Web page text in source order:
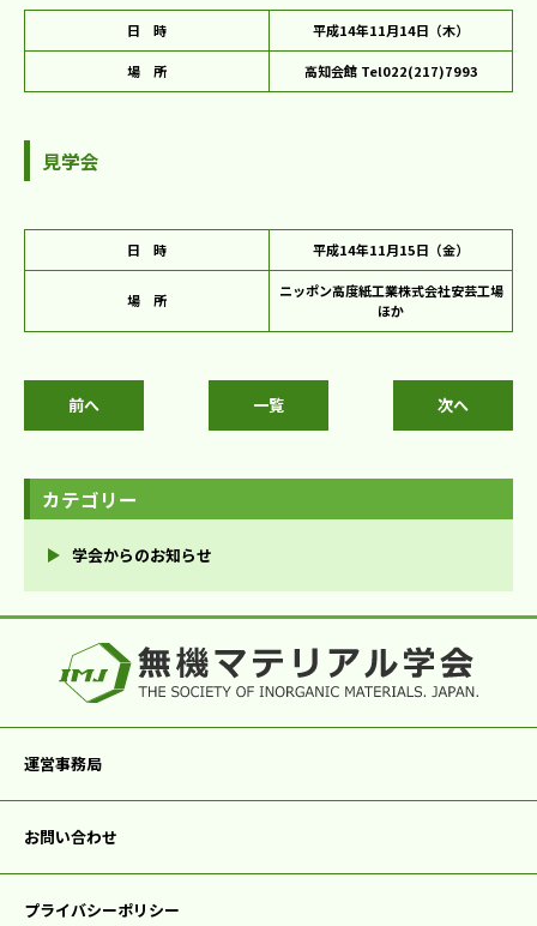
日 時 平成14年11月14日（木）
場 所 高知会館 Tel022(217)7993
見学会
日 時 平成14年11月15日（金）
場 所
ニッポン高度紙工業株式会社安芸工場
ほか
前へ 一覧 次へ
カテゴリー
学会からのお知らせ
運営事務局
お問い合わせ
プライバシーポリシー